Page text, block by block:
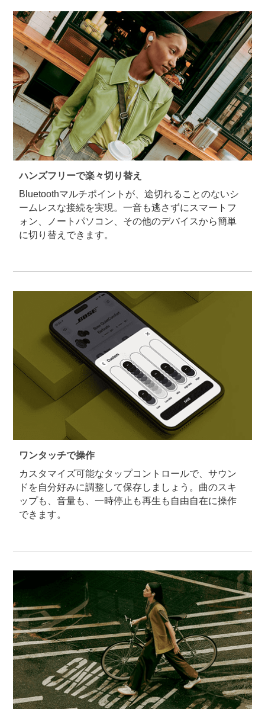
ハンズフリーで楽々切り替え
Bluetoothマルチポイントが、途切れることのないシ
ームレスな接続を実現。一音も逃さずにスマートフ
ォン、ノートパソコン、その他のデバイスから簡単
に切り替えできます。
ワンタッチで操作
カスタマイズ可能なタップコントロールで、サウン
ドを自分好みに調整して保存しましょう。曲のスキ
ップも、音量も、一時停止も再生も自由自在に操作
できます。